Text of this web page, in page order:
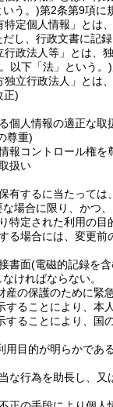
いう。)第2条第9項に
特定個人情報」とは
だし、行政文書に記
行政法人等」とは、
以下「法」という。)
独立行政法人」とは
正)
個人情報の適正な取
尊重)
報コントロール権を
扱い
有するに当たっては
場合に限り、かつ
特定された利用の目
る場合には、変更前
書面(電磁的記録を
ければならない。
産の保護のために緊
することにより、本
することにより、国
目的が明らかであ
な行為を助長し、又